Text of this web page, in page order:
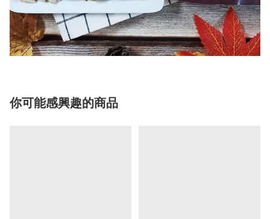
你可能感興趣的商品